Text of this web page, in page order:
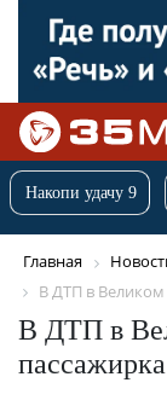
Накопи удачу 9
Главная
В ДТП в Великом
В ДТП в